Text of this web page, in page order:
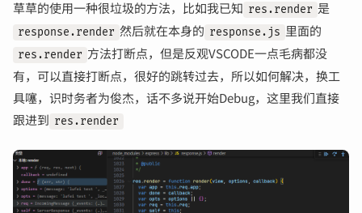
草草的使用一种很垃圾的方法，比如我已知 res.render 是
response.render 然后就在本身的 response.js 里面的
res.render 方法打断点，但是反观VSCODE一点毛病都没
有，可以直接打断点，很好的跳转过去，所以如何解决，换工
具噻，识时务者为俊杰，话不多说开始Debug，这里我们直接
跟进到 res.render